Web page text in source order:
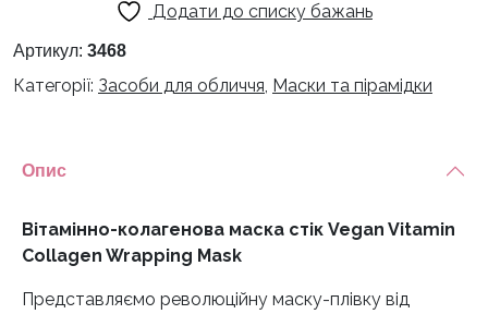
Додати до списку бажань
Артикул: 3468
Категорії: Засоби для обличчя, Маски та пірамідки
Опис
Вітамінно-колагенова маска стік Vegan Vitamin
Collagen Wrapping Mask
Представляємо революційну маску-плівку від